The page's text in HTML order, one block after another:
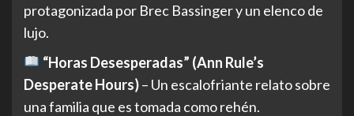
protagonizada por Brec Bassinger y un elenco de
lujo.
“Horas Desesperadas” (Ann Rule’s
Desperate Hours)– Un escalofriante relato sobre
una familia que es tomada como rehén.